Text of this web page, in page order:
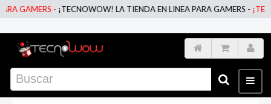
GAMERS -¡TECNOWOW! LA TIENDA EN LINEA PARA GAMERS -